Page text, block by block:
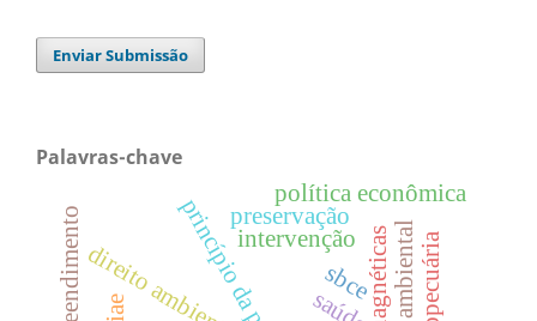
Enviar Submissão
Palavras-chave
intervenção
preservação
política econômica
direito ambiental sbce